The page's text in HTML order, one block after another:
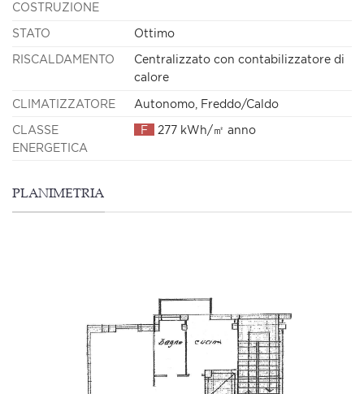
COSTRUZIONE
STATO Ottimo
RISCALDAMENTO
Centralizzato con contabilizzatore di
calore
CLIMATIZZATORE Autonomo, Freddo/Caldo
CLASSE
ENERGETICA
F 277 kWh/㎡ anno
PLANIMETRIA